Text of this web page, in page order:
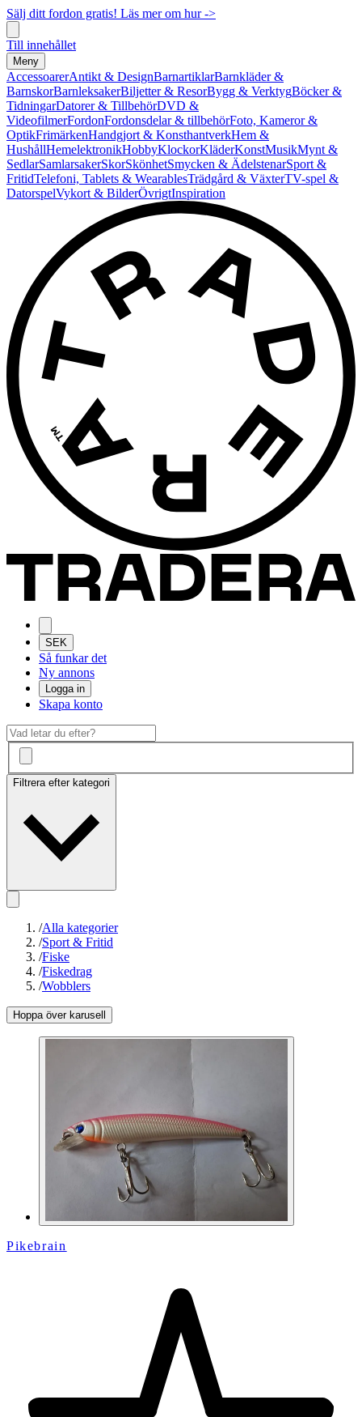
Sälj ditt fordon gratis! Läs mer om hur ->
Till innehållet
Meny
AccessoarerAntikt & DesignBarnartiklarBarnkläder &
BarnskorBarnleksakerBiljetter & ResorBygg & VerktygBöcker &
TidningarDatorer & TillbehörDVD &
VideofilmerFordonFordonsdelar & tillbehörFoto, Kameror &
OptikFrimärkenHandgjort & KonsthantverkHem &
HushållHemelektronikHobbyKlockorKläderKonstMusikMynt &
SedlarSamlarsakerSkorSkönhetSmycken & ÄdelstenarSport &
FritidTelefoni, Tablets & WearablesTrädgård & VäxterTV-spel &
DatorspelVykort & BilderÖvrigtInspiration
SEK
Så funkar det
Ny annons
Logga in
Skapa konto
Filtrera efter kategori
/Alla kategorier
/Sport & Fritid
/Fiske
/Fiskedrag
/Wobblers
Hoppa över karusell
Pikebrain